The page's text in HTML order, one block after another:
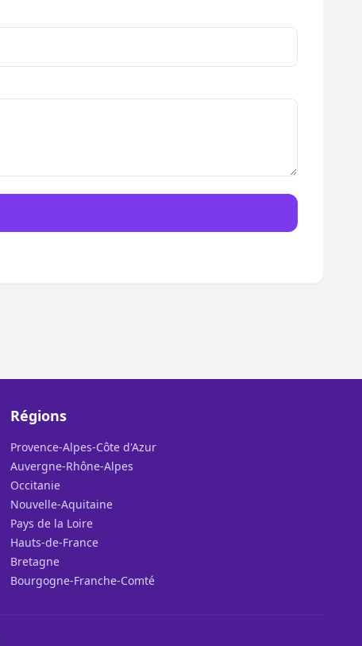
Régions
Provence-Alpes-Côte d'Azur
Auvergne-Rhône-Alpes
Occitanie
Nouvelle-Aquitaine
Pays de la Loire
Hauts-de-France
Bretagne
Bourgogne-Franche-Comté